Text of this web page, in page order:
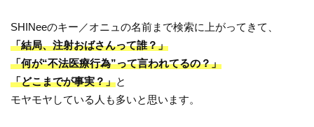
SHINeeのキー／オニュの名前まで検索に上がってきて、
「結局、注射おばさんって誰？」
「何が“不法医療行為”って言われてるの？」
「どこまでが事実？」と
モヤモヤしている人も多いと思います。